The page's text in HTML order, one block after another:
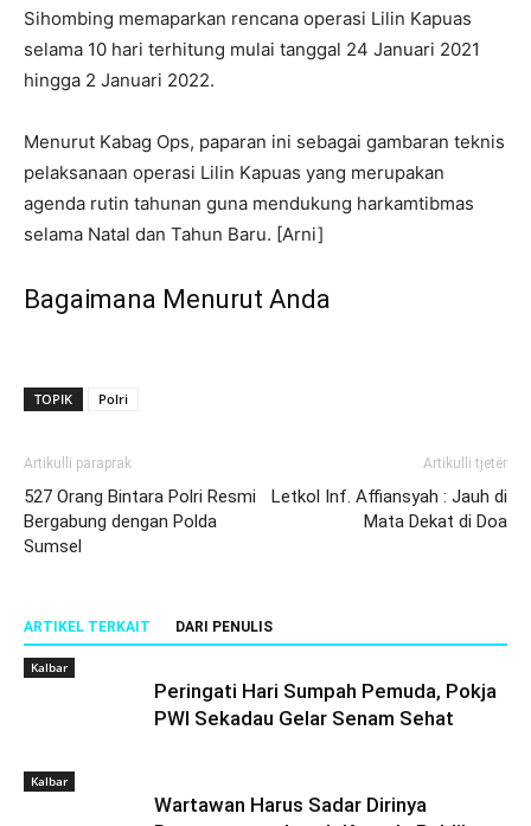
Sihombing memaparkan rencana operasi Lilin Kapuas
selama 10 hari terhitung mulai tanggal 24 Januari 2021
hingga 2 Januari 2022.
Menurut Kabag Ops, paparan ini sebagai gambaran teknis
pelaksanaan operasi Lilin Kapuas yang merupakan
agenda rutin tahunan guna mendukung harkamtibmas
selama Natal dan Tahun Baru. [Arni]
Bagaimana Menurut Anda
TOPIK Polri
Artikulli paraprak
527 Orang Bintara Polri Resmi
Bergabung dengan Polda
Sumsel
Artikulli tjetër
Letkol Inf. Affiansyah : Jauh di
Mata Dekat di Doa
ARTIKEL TERKAIT DARI PENULIS
Kalbar
Peringati Hari Sumpah Pemuda, Pokja
PWI Sekadau Gelar Senam Sehat
Kalbar
Wartawan Harus Sadar Dirinya